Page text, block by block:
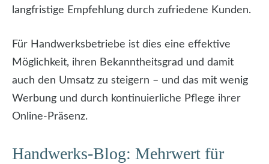
langfristige Empfehlung durch zufriedene Kunden.
Für Handwerksbetriebe ist dies eine effektive
Möglichkeit, ihren Bekanntheitsgrad und damit
auch den Umsatz zu steigern – und das mit wenig
Werbung und durch kontinuierliche Pflege ihrer
Online-Präsenz.
Handwerks-Blog: Mehrwert für